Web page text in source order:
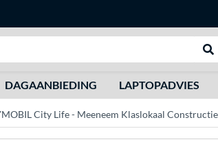
DAGAANBIEDING LAPTOPADVIES
City Life - Meeneem Klaslokaal